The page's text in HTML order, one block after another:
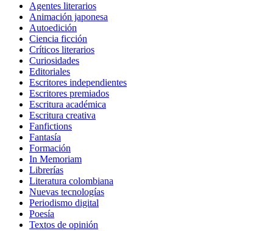
Agentes literarios
Animación japonesa
Autoedición
Ciencia ficción
Críticos literarios
Curiosidades
Editoriales
Escritores independientes
Escritores premiados
Escritura académica
Escritura creativa
Fanfictions
Fantasía
Formación
In Memoriam
Librerías
Literatura colombiana
Nuevas tecnologías
Periodismo digital
Poesía
Textos de opinión